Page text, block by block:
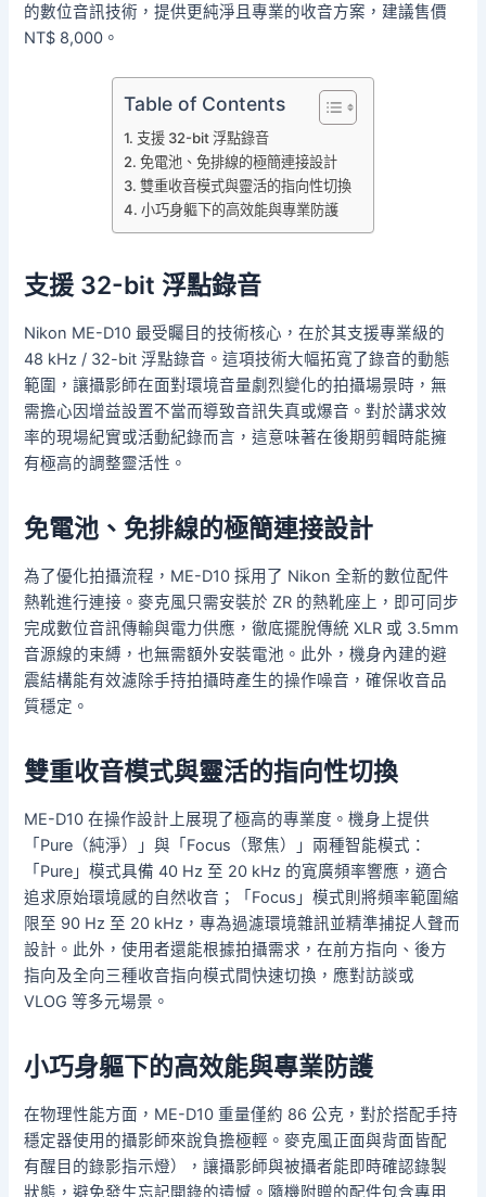
的數位音訊技術，提供更純淨且專業的收音方案，建議售價
NT$ 8,000。
Table of Contents
支援 32-bit 浮點錄音
免電池、免排線的極簡連接設計
雙重收音模式與靈活的指向性切換
小巧身軀下的高效能與專業防護
支援 32-bit 浮點錄音
Nikon ME-D10 最受矚目的技術核心，在於其支援專業級的
48 kHz / 32-bit 浮點錄音。這項技術大幅拓寬了錄音的動態
範圍，讓攝影師在面對環境音量劇烈變化的拍攝場景時，無
需擔心因增益設置不當而導致音訊失真或爆音。對於講求效
率的現場紀實或活動紀錄而言，這意味著在後期剪輯時能擁
有極高的調整靈活性。
免電池、免排線的極簡連接設計
為了優化拍攝流程，ME-D10 採用了 Nikon 全新的數位配件
熱靴進行連接。麥克風只需安裝於 ZR 的熱靴座上，即可同步
完成數位音訊傳輸與電力供應，徹底擺脫傳統 XLR 或 3.5mm
音源線的束縛，也無需額外安裝電池。此外，機身內建的避
震結構能有效濾除手持拍攝時產生的操作噪音，確保收音品
質穩定。
雙重收音模式與靈活的指向性切換
ME-D10 在操作設計上展現了極高的專業度。機身上提供
「Pure（純淨）」與「Focus（聚焦）」兩種智能模式：
「Pure」模式具備 40 Hz 至 20 kHz 的寬廣頻率響應，適合
追求原始環境感的自然收音；「Focus」模式則將頻率範圍縮
限至 90 Hz 至 20 kHz，專為過濾環境雜訊並精準捕捉人聲而
設計。此外，使用者還能根據拍攝需求，在前方指向、後方
指向及全向三種收音指向模式間快速切換，應對訪談或
VLOG 等多元場景。
小巧身軀下的高效能與專業防護
在物理性能方面，ME-D10 重量僅約 86 公克，對於搭配手持
穩定器使用的攝影師來說負擔極輕。麥克風正面與背面皆配
有醒目的錄影指示燈），讓攝影師與被攝者能即時確認錄製
狀態，避免發生忘記開錄的遺憾。隨機附贈的配件包含專用